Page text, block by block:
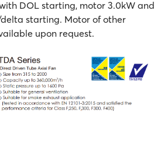
DOL starting, motor 3.0kW and
starting. Motor of other
upon request.